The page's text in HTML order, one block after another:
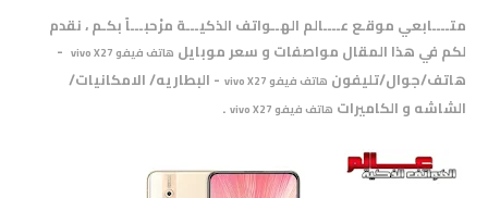
متــــابعي موقـع عــــالم الهــواتف الذكيـــة مرْحبـــاً بكـم ، نقدم
لكم في هذا المقال مواصفات و سعر موبايل هاتف فيفو vivo X27
-
هاتف/جوال/تليفون هاتف فيفو vivo X27
- البطاريه/ الامكانيات/
الشاشه و الكاميرات هاتف فيفو vivo X27 .